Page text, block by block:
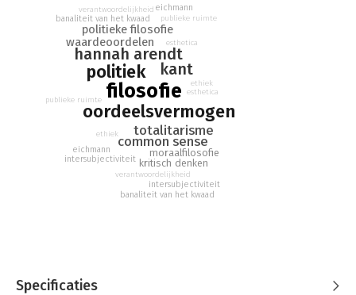
onderscheid tussen waarheid en mening.
filosofie
oordeelsvermogen
politiek
hannah arendt
kant
totalitarisme
common sense
waardeoordelen
politieke filosofie
moraalfilosofie
kritisch denken
ethiek
esthetica
verantwoordelijkheid
intersubjectiviteit
eichmann
banaliteit van het kwaad
publieke ruimte
ethiek
esthetica
verantwoordelijkheid
intersubjectiviteit
eichmann
banaliteit van het kwaad
publieke ruimte
Specificaties